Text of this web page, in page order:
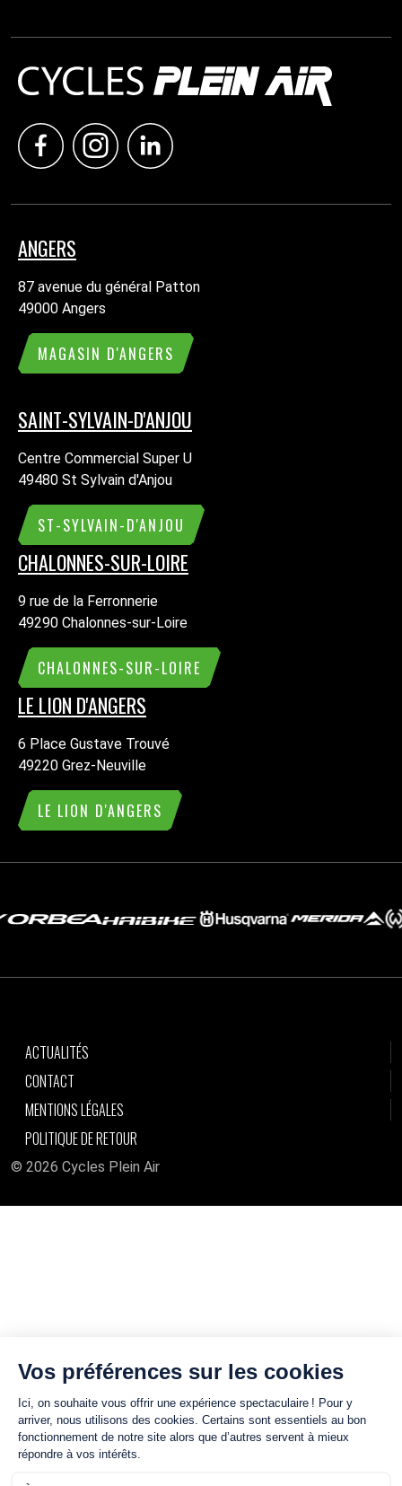
ANGERS
87 avenue du général Patton
49000 Angers
MAGASIN D'ANGERS
SAINT-SYLVAIN-D'ANJOU
Centre Commercial Super U
49480 St Sylvain d'Anjou
ST-SYLVAIN-D'ANJOU
CHALONNES-SUR-LOIRE
9 rue de la Ferronnerie
49290 Chalonnes-sur-Loire
CHALONNES-SUR-LOIRE
LE LION D'ANGERS
6 Place Gustave Trouvé
49220 Grez-Neuville
LE LION D'ANGERS
© 2026 Cycles Plein Air
ACTUALITÉS
CONTACT
MENTIONS LÉGALES
POLITIQUE DE RETOUR